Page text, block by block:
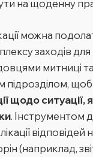
на щоденну
можна
заходів
митниці та
підрозділом, щоб
щодо ситуації,
. Інструментом
відповідей
(наприклад,